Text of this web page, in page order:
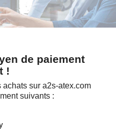
de paiement
!
sur a2s-atex.com
suivants :